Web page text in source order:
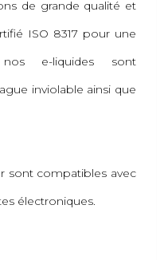
de grande qualité et
ISO 8317 pour une
nos e-liquides sont
inviolable ainsi que
sont compatibles avec
électroniques.